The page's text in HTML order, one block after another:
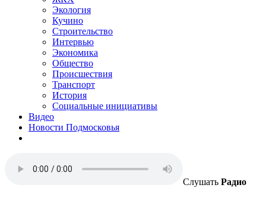
Экология
Кучино
Строительство
Интервью
Экономика
Общество
Происшествия
Транспорт
История
Социальные инициативы
Видео
Новости Подмосковья
Слушать Радио